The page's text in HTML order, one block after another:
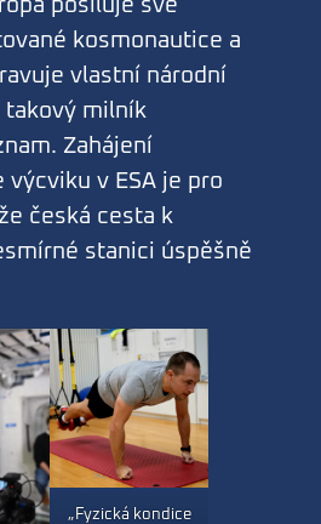
posiluje své
kosmonautice a
vlastní národní
takový milník
Zahájení
výcviku v ESA je pro
česká cesta k
stanici úspěšně
„Fyzická kondice